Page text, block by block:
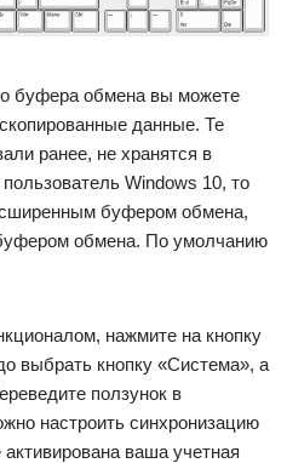
буфера обмена вы можете
данные. Те
ранее, не хранятся в
Windows 10, то
буфером обмена,
обмена. По умолчанию
нажмите на кнопку
выбрать кнопку «Система», а
ползунок в
настроить синхронизацию
ваша учетная